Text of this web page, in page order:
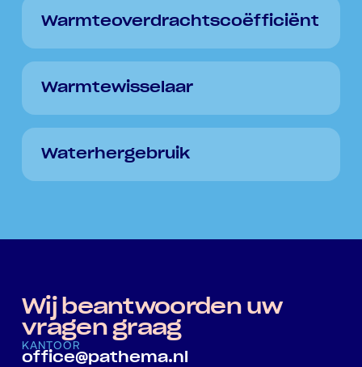
Warmteoverdrachtscoëfficiënt
Warmtewisselaar
Waterhergebruik
Wij beantwoorden uw
vragen graag
KANTOOR
office@pathema.nl